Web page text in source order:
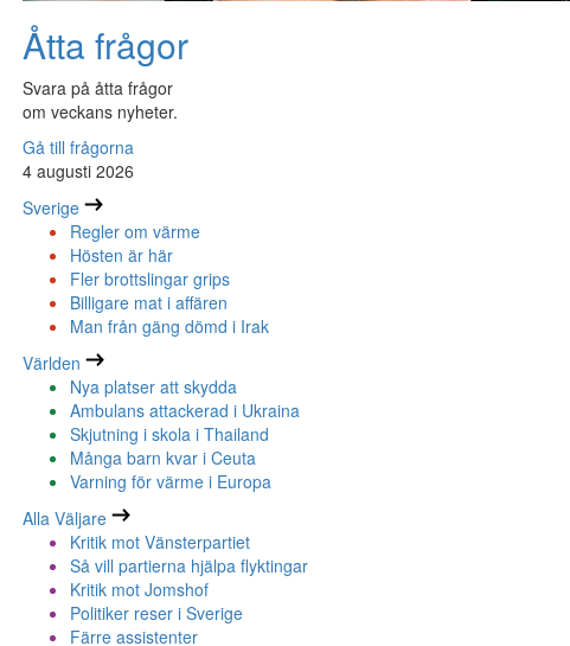
Åtta frågor
Svara på åtta frågor
om veckans nyheter.
Gå till frågorna
4 augusti 2026
Sverige
Regler om värme
Hösten är här
Fler brottslingar grips
Billigare mat i affären
Man från gäng dömd i Irak
Världen
Nya platser att skydda
Ambulans attackerad i Ukraina
Skjutning i skola i Thailand
Många barn kvar i Ceuta
Varning för värme i Europa
Alla Väljare
Kritik mot Vänsterpartiet
Så vill partierna hjälpa flyktingar
Kritik mot Jomshof
Politiker reser i Sverige
Färre assistenter